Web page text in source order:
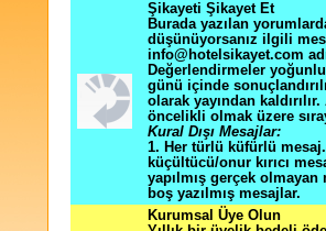
Şikayeti Şikayet Et
Burada yazılan
düşünüyorsanız ilgili
info@hotelsikayet.com
Değerlendirmeler
günü içinde
olarak yayından
öncelikli olmak üzere
Kural Dışı Mesajlar:
1. Her türlü küfürlü
küçültücü/onur kırıcı
yapılmış gerçek olmayan
boş yazılmış mesajlar.
Kurumsal Üye Olun